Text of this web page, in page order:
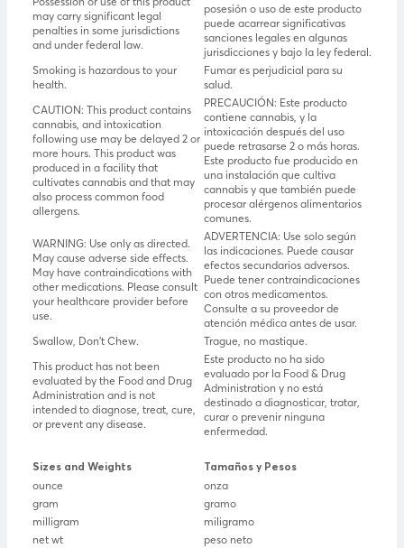
may carry significant legal
penalties in some jurisdictions
and under federal law.
posesión o uso de este producto
puede acarrear significativas
sanciones legales en algunas
jurisdicciones y bajo la ley federal.
Smoking is hazardous to your
health.
Fumar es perjudicial para su
salud.
CAUTION: This product contains
cannabis, and intoxication
following use may be delayed 2 or
more hours. This product was
produced in a facility that
cultivates cannabis and that may
also process common food
allergens.
PRECAUCIÓN: Este producto
contiene cannabis, y la
intoxicación después del uso
puede retrasarse 2 o más horas.
Este producto fue producido en
una instalación que cultiva
cannabis y que también puede
procesar alérgenos alimentarios
comunes.
WARNING: Use only as directed.
May cause adverse side effects.
May have contraindications with
other medications. Please consult
your healthcare provider before
use.
ADVERTENCIA: Use solo según
las indicaciones. Puede causar
efectos secundarios adversos.
Puede tener contraindicaciones
con otros medicamentos.
Consulte a su proveedor de
atención médica antes de usar.
Swallow, Don’t Chew.
Trague, no mastique.
This product has not been
evaluated by the Food and Drug
Administration and is not
intended to diagnose, treat, cure,
or prevent any disease.
Este producto no ha sido
evaluado por la Food & Drug
Administration y no está
destinado a diagnosticar, tratar,
curar o prevenir ninguna
enfermedad.
Sizes and Weights Tamaños y Pesos
ounce
onza
gram
gramo
milligram
miligramo
net wt
peso neto